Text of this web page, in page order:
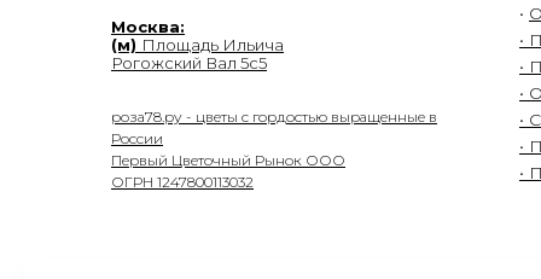
•
•
•
•
•
•
•
роза78.ру - цветы с гордостью выращенные в
России
Первый Цветочный Рынок ООО
ОГРН 1247800113032
Москва:
(м) Площадь Ильича
Рогожский Вал 5с5